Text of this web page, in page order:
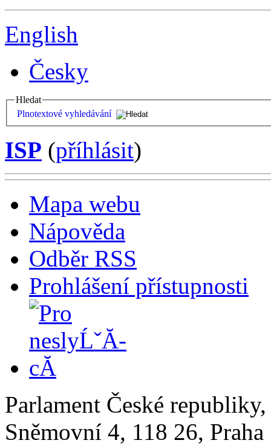
English
Česky
Hledat
Plnotextové vyhledávání
ISP (příhlásit)
Mapa webu
Nápověda
Odběr RSS
Prohlášení přístupnosti
Parlament České
Sněmovní 4, 118 26,